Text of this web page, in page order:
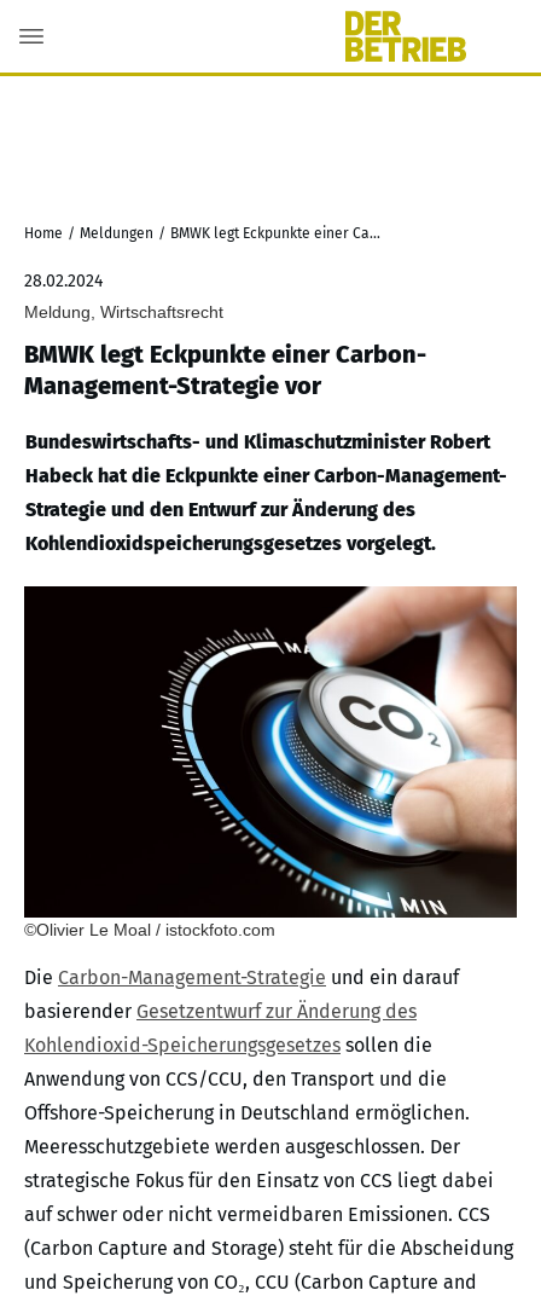
Home / Meldungen / BMWK legt Eckpunkte einer Carbon-Management-Strategie vor
28.02.2024
Meldung, Wirtschaftsrecht
BMWK legt Eckpunkte einer Carbon-
Management-Strategie vor
Bundeswirtschafts- und Klimaschutzminister Robert
Habeck hat die Eckpunkte einer Carbon-Management-
Strategie und den Entwurf zur Änderung des
Kohlendioxidspeicherungsgesetzes vorgelegt.
©Olivier Le Moal / istockfoto.com
Die Carbon-Management-Strategie und ein darauf
basierender Gesetzentwurf zur Änderung des
Kohlendioxid-Speicherungsgesetzes sollen die
Anwendung von CCS/CCU, den Transport und die
Offshore-Speicherung in Deutschland ermöglichen.
Meeresschutzgebiete werden ausgeschlossen. Der
strategische Fokus für den Einsatz von CCS liegt dabei
auf schwer oder nicht vermeidbaren Emissionen. CCS
(Carbon Capture and Storage) steht für die Abscheidung
und Speicherung von CO₂, CCU (Carbon Capture and